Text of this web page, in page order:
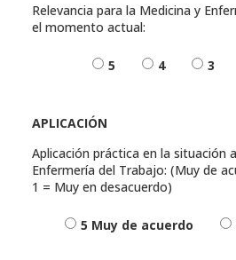
Relevancia para la Medicina y
el momento actual:
5 4 3
APLICACIÓN
Aplicación práctica en la situación
Enfermería del Trabajo: (Muy de
1 = Muy en desacuerdo)
5 Muy de acuerdo